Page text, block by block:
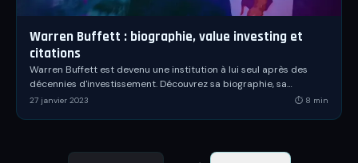
Warren Buffett : biographie, value investing et
citations
Warren Buffett est devenu une institution à lui seul après des
décennies d'investissement. Découvrez sa biographie, sa
stratégie de value investing et ses citations.
27 janvier 2023 ⏱ 8 min